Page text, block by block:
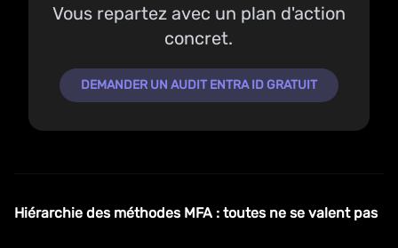
Vous repartez avec un plan d'action
concret.
DEMANDER UN AUDIT ENTRA ID GRATUIT
Hiérarchie des méthodes MFA : toutes ne se valent pas